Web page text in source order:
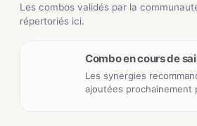
Les combos validés par la
répertoriés ici.
Combo en cours de
Les synergies
ajoutées prochainement